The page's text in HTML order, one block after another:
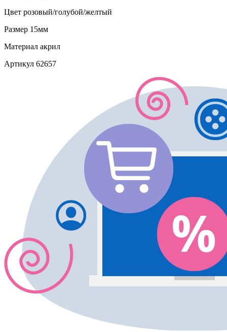
Цвет розовый/голубой/желтый
Размер 15мм
Материал акрил
Артикул 62657